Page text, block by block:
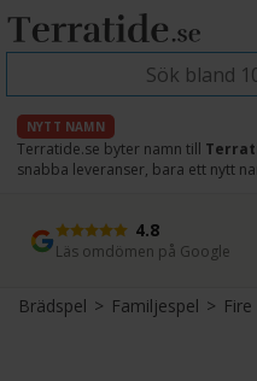
NYTT NAMN
Terratide.se byter namn till
snabba leveranser, bara ett nytt
4.8
Läs omdömen på Google
Snabb leverans
Direkt från lager
Brädspel> Familjespel>